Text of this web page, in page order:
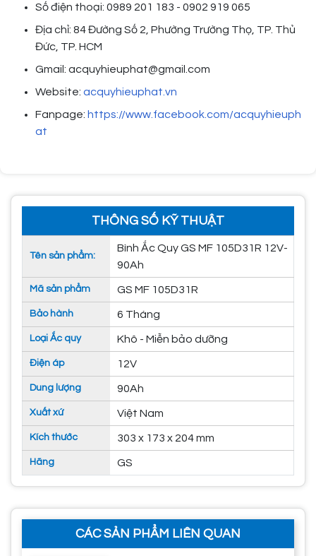
Số điện thoại: 0989 201 183 - 0902 919 065
Địa chỉ: 84 Đường Số 2, Phường Trường Thọ, TP. Thủ
Đức, TP. HCM
Gmail: acquyhieuphat@gmail.com
Website: acquyhieuphat.vn
Fanpage: https://www.facebook.com/acquyhieuph
at
THÔNG SỐ KỸ THUẬT
Tên sản phẩm:
Bình Ắc Quy GS MF 105D31R 12V-
90Ah
Mã sản phẩm GS MF 105D31R
Bảo hành 6 Tháng
Loại Ắc quy Khô - Miễn bảo dưỡng
Điện áp 12V
Dung lượng 90Ah
Xuất xứ Việt Nam
Kích thước 303 x 173 x 204 mm
Hãng GS
CÁC SẢN PHẨM LIÊN QUAN